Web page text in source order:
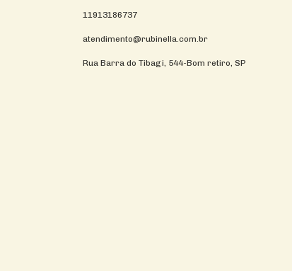
11913186737
atendimento@rubinella.com.br
Rua Barra do Tibagi, 544-Bom retiro, SP